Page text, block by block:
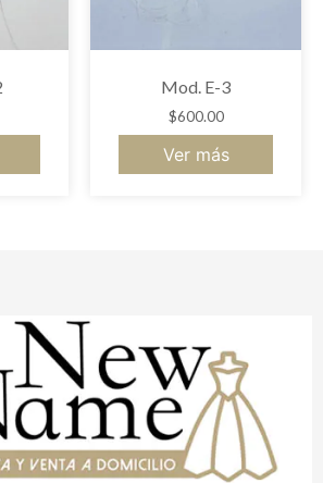
Mod. E-3
$600.00
Ver más